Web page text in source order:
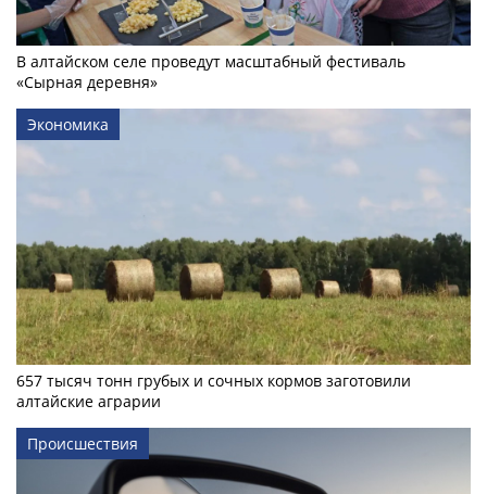
В алтайском селе проведут масштабный фестиваль
«Сырная деревня»
Экономика
657 тысяч тонн грубых и сочных кормов заготовили
алтайские аграрии
Происшествия